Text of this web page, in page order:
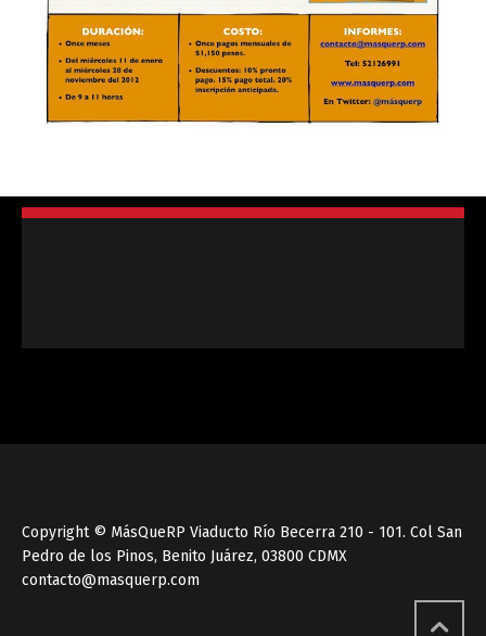
Copyright © MásQueRP Viaducto Río Becerra 210 - 101. Col San
Pedro de los Pinos, Benito Juárez, 03800 CDMX
contacto@masquerp.com